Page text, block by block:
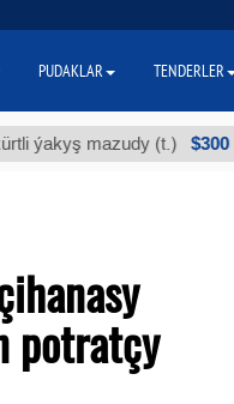
mazudy (t.) $300
potratçy
PUDAKLAR TENDERLER